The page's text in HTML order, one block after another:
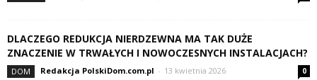
DLACZEGO REDUKCJA NIERDZEWNA MA TAK DUŻE
ZNACZENIE W TRWAŁYCH I NOWOCZESNYCH INSTALACJACH?
DOM Redakcja PolskiDom.com.pl - 13 kwietnia 2026 0